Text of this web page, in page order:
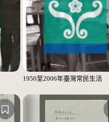
1950至2006年臺灣常民生活